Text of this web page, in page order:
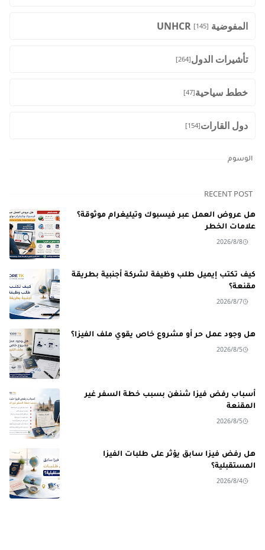
المفوضية UNHCR [145]
تأشيرات الدول[264]
خطط سياحية[47]
دول القارات[154]
الوسوم
RECENT POST
هل عروض العمل عبر فيسبوك وتيليغرام موثوقة؟
علامات الخطر
2026/8/8
كيف تكتب إيميل طلب وظيفة لشركة أجنبية بطريقة
مقنعة؟
2026/8/7
هل وجود عمل حر أو مشروع خاص يقوي ملف الفيزا؟
2026/8/5
أسباب رفض فيزا شنغن بسبب خطة السفر غير
المقنعة
2026/8/5
هل رفض فيزا سابق يؤثر على طلبات الفيزا
المستقبلية؟
2026/8/4